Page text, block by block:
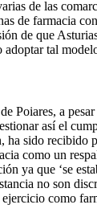
de las
de farmacia
de que
tal
Poiares, a
así el
sido recibido
como un
ya que ‘se
no son
como